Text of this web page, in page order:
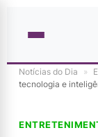
Notícias do Dia »
tecnologia e